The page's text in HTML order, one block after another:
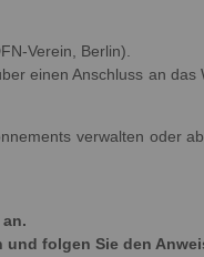
Verein, Berlin).
einen Anschluss an das
verwalten oder
folgen Sie den